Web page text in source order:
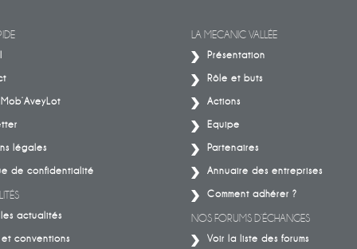
légales
de confidentialité
actualités
et conventions
LA MECANIC VALLÉE
Présentation
Rôle et buts
Actions
Equipe
Partenaires
Annuaire des entreprises
Comment adhérer ?
NOS FORUMS D’ÉCHANGES
Voir la liste des forums